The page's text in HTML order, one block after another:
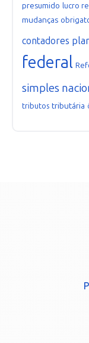
presumido lucro
mudanças
contadores
federal
simples
tributos tributária